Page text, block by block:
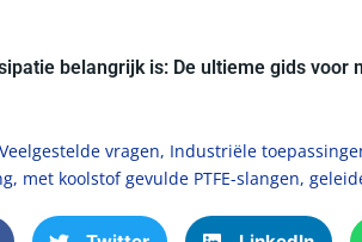
belangrijk is: De ultieme gids voor
Veelgestelde vragen, Industriële
, met koolstof gevulde PTFE-slangen,